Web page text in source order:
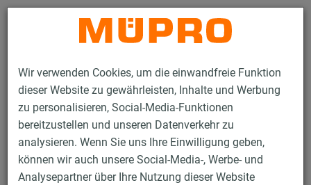
Wir verwenden Cookies, um die einwandfreie Funktion
dieser Website zu gewährleisten, Inhalte und Werbung
zu personalisieren, Social-Media-Funktionen
bereitzustellen und unseren Datenverkehr zu
analysieren. Wenn Sie uns Ihre Einwilligung geben,
können wir auch unsere Social-Media-, Werbe- und
Analysepartner über Ihre Nutzung dieser Website
Kontakt
Produkte Befestigungstechnik
Installationsschienen
MPR-Systemschienen